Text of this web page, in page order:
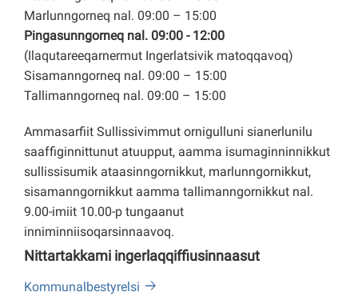
Marlunngorneq nal. 09:00 – 15:00
Pingasunngorneq nal. 09:00 - 12:00
(Ilaqutareeqarnermut Ingerlatsivik matoqqavoq)
Sisamanngorneq nal. 09:00 – 15:00
Tallimanngorneq nal. 09:00 – 15:00
Ammasarfiit Sullissivimmut ornigulluni sianerlunilu
saaffiginnittunut atuupput, aamma isumaginninnikkut
sullissisumik ataasinngornikkut, marlunngornikkut,
sisamanngornikkut aamma tallimanngornikkut nal.
9.00-imiit 10.00-p tungaanut
inniminniisoqarsinnaavoq.
Nittartakkami ingerlaqqiffiusinnaasut
Kommunalbestyrelsi